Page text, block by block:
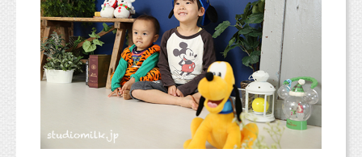
こどもとペットが得意な写真館スタジオミ
ルク
（西荻窪徒歩３分の駅近・ペットOKスタジオ、駐車場完備。
中央線、総武線、東西線沿線の荻窪、吉祥寺や三鷹、武蔵野市、
西東京市、立川市、小平市、羽村市、
東京都新宿区や中央区、世田谷区、港区、江東区、渋谷区、品川
区、練馬区、千代田区、中野区など２３区。
残念ながら、私は思ってしまいました。
爆発的に効果が出るとは思いませんでしたが、
広告費用の回収くらいはできるだろう、と考え
ました。
美穂さんはFacabook
でお友達になって間もない
のですが
住んでいる場所が近いことや、
同じカメラマンであることなど共通点も多く、
あれよあれよとランチすることに。
お話してみると、教養があり話題も豊富なので
お話を聞いていて飽きることがありません。